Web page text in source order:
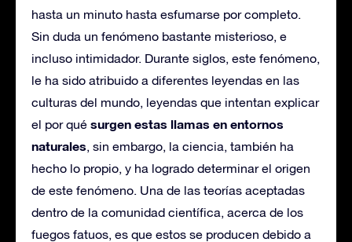
hasta un minuto hasta esfumarse por completo.
Sin duda un fenómeno bastante misterioso, e
incluso intimidador. Durante siglos, este fenómeno,
le ha sido atribuido a diferentes leyendas en las
culturas del mundo, leyendas que intentan explicar
el por qué surgen estas llamas en entornos
naturales, sin embargo, la ciencia, también ha
hecho lo propio, y ha logrado determinar el origen
de este fenómeno. Una de las teorías aceptadas
dentro de la comunidad científica, acerca de los
fuegos fatuos, es que estos se producen debido a